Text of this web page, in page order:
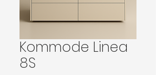
Kommode Linea
8S